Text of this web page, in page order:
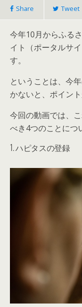
Share Tweet
今年10月からふる
イト（ポータルサ
す。
ということは、今
かないと、ポイン
今回の動画では、
べき4つのことにつ
1. ハピタスの登録